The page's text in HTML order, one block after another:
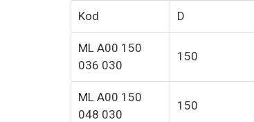
Kod D
ML A00 150
036 030
150
ML A00 150
048 030
150